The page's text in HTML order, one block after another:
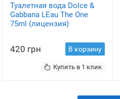
Туалетная вода Dolce &
Gabbana LEau The One
75ml (лицензия)
420 грн В корзину
Купить в 1 клик